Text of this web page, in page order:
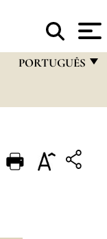
PORTUGUÊS
PORTUGUÊS